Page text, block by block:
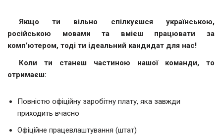
Якщо ти вільно спілкуєшся українською,
російською мовами та вмієш працювати за
комп’ютером, тоді ти ідеальний кандидат для нас!
Коли ти станеш частиною нашої команди, то
отримаєш:
Повністю офіційну заробітну плату, яка завжди
приходить вчасно
Офіційне працевлаштування (штат)